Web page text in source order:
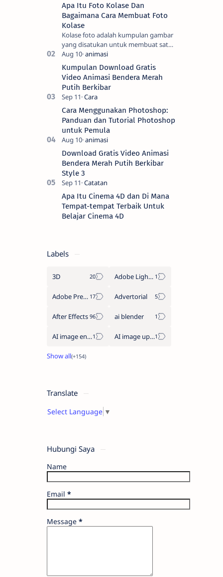
Apa Itu Foto Kolase Dan
Bagaimana Cara Membuat Foto
Kolase
Kolase foto adalah kumpulan gambar
yang disatukan untuk membuat satu
gambar. Seni tradisional melibatkan
pemotongan gambar menjadi bentuk
yang men…
Kumpulan Download Gratis
Video Animasi Bendera Merah
Putih Berkibar
Cara Menggunakan Photoshop:
Panduan dan Tutorial Photoshop
untuk Pemula
Download Gratis Video Animasi
Bendera Merah Putih Berkibar
Style 3
Apa Itu Cinema 4D dan Di Mana
Tempat-tempat Terbaik Untuk
Belajar Cinema 4D
Labels
3D Adobe Lightroom
Adobe Premiere Pro Advertorial
After Effects ai blender
AI image enhancement AI image upscaler
Translate
Select Language ▼
Hubungi Saya
Name
Email *
Message *